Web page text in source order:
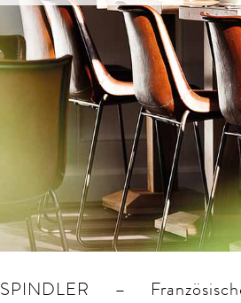
SPINDLER –